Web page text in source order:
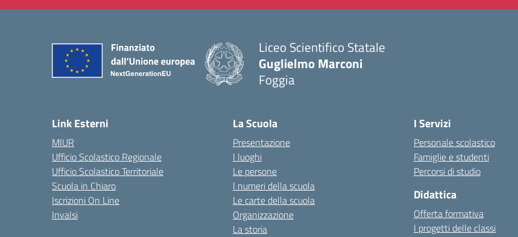
Liceo Scientifico Statale
Guglielmo Marconi
Foggia
Link Esterni
MIUR
Ufficio Scolastico Regionale
Ufficio Scolastico Territoriale
Scuola in Chiaro
Iscrizioni On Line
Invalsi
La Scuola
Presentazione
I luoghi
Le persone
I numeri della scuola
Le carte della scuola
Organizzazione
La storia
I Servizi
Personale scolastico
Famiglie e studenti
Percorsi di studio
Didattica
Offerta formativa
I progetti delle classi